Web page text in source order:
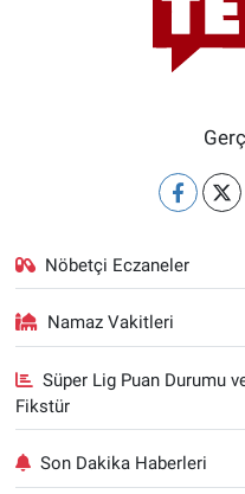
Nöbetçi Eczaneler
Namaz Vakitleri
Süper Lig Puan Durumu
Fikstür
Son Dakika Haberleri